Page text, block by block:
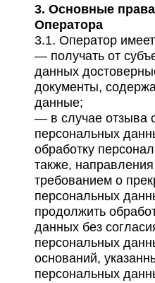
3. Основные
Оператора
3.1. Оператор
— получать от
данных
документы,
данные;
— в случае отзыва
персональных
обработку
также,
требованием о
персональных
продолжить
данных без
персональных
оснований,
персональных